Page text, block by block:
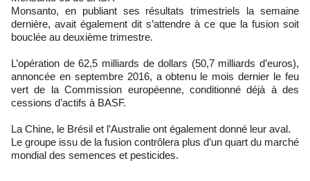
Monsanto, en publiant ses résultats trimestriels la semaine
dernière, avait également dit s’attendre à ce que la fusion soit
bouclée au deuxième trimestre.
L’opération de 62,5 milliards de dollars (50,7 milliards d’euros),
annoncée en septembre 2016, a obtenu le mois dernier le feu
vert de la Commission européenne, conditionné déjà à des
cessions d’actifs à BASF.
La Chine, le Brésil et l’Australie ont également donné leur aval.
Le groupe issu de la fusion contrôlera plus d’un quart du marché
mondial des semences et pesticides.